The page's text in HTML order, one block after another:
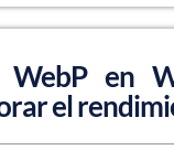
WebP en
el